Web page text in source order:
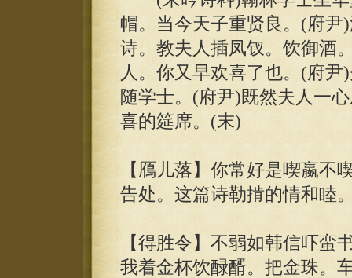
帽。当今天子重贤良。(府尹
诗。教夫人插凤钗。饮御酒
人。你又早欢喜了也。(府
随学士。(府尹)既然夫人一
喜的筵席。(末)
【鴈儿落】你常好是喫嬴不
告处。这篇诗勒掯的情和睦
【得胜令】不弱如韩信吓蛮
我着金杯饮醁醑。把金珠。